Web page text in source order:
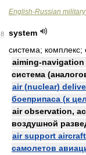
English-Russian military
8
system
система; комплекс;
aiming-navigation
система (
air(nuclear)
боеприпаса (к
air observation,
воздушной
air support aircraft
самолетов